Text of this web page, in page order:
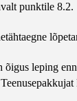
punktile 8.2.
leping